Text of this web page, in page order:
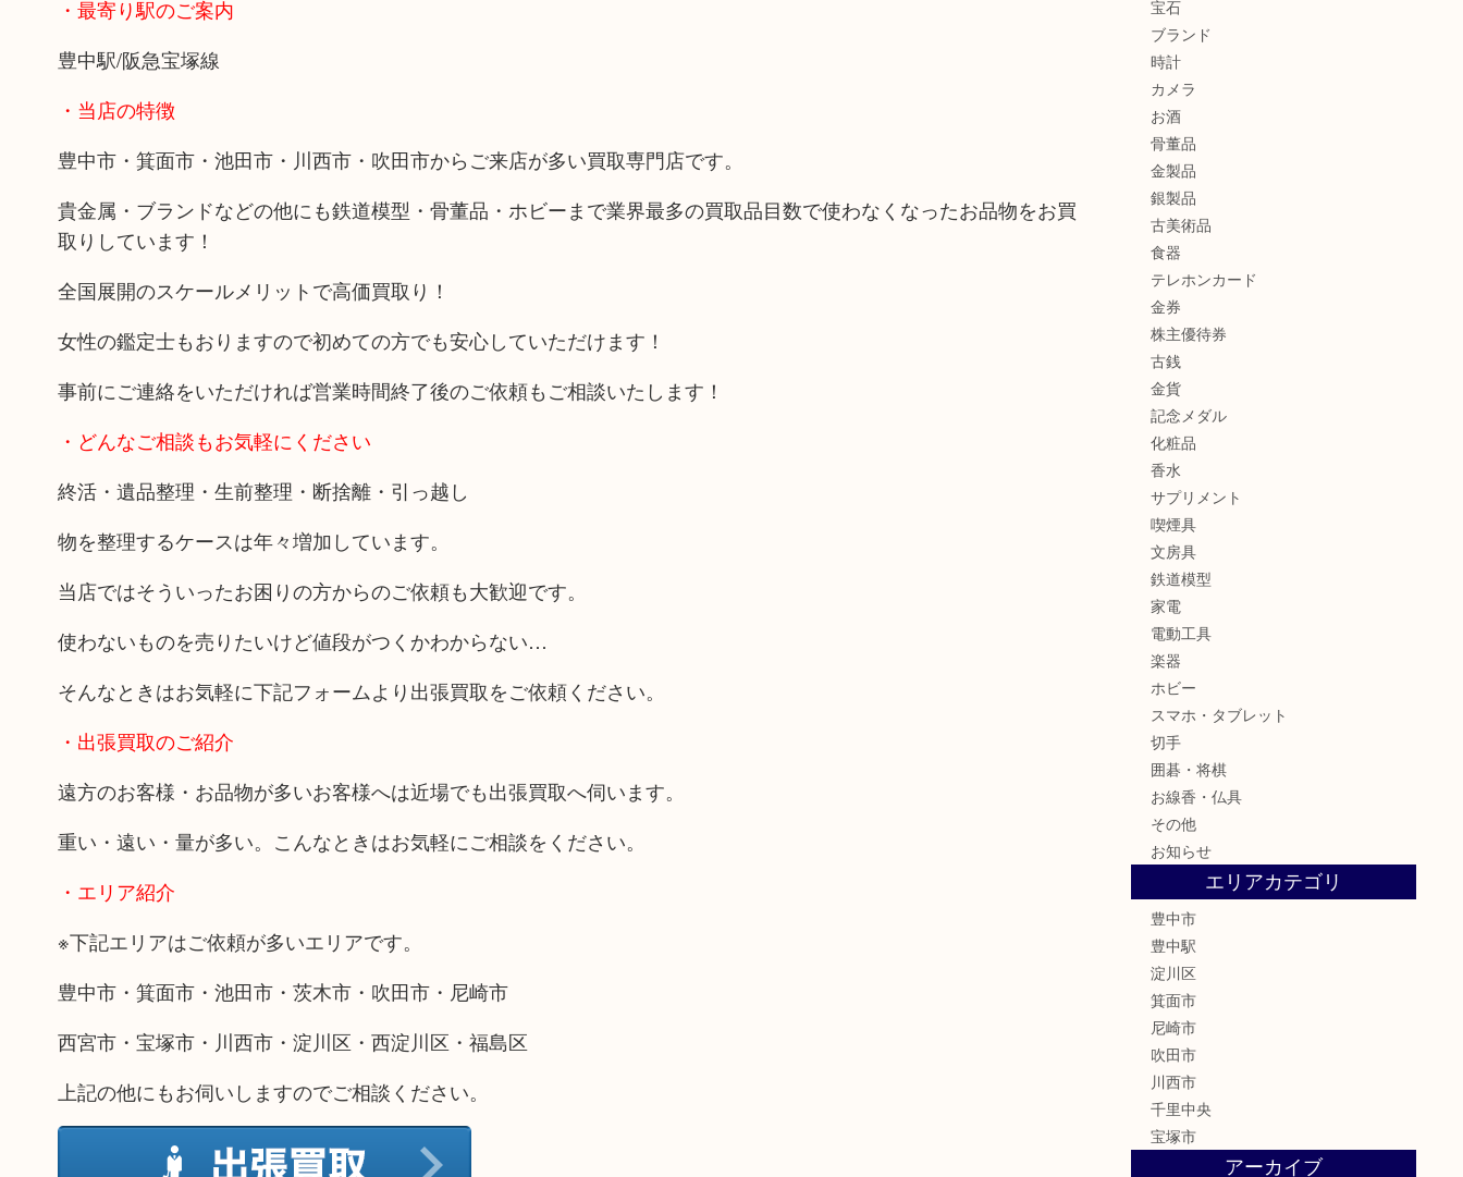
・最寄り駅のご案内
豊中駅/阪急宝塚線
・当店の特徴
豊中市・箕面市・池田市・川西市・吹田市からご来店が多い買取専門店です。
貴金属・ブランドなどの他にも鉄道模型・骨董品・ホビーまで業界最多の買取品目数で使わなくなったお品物をお買
取りしています！
全国展開のスケールメリットで高価買取り！
女性の鑑定士もおりますので初めての方でも安心していただけます！
事前にご連絡をいただければ営業時間終了後のご依頼もご相談いたします！
・どんなご相談もお気軽にください
終活・遺品整理・生前整理・断捨離・引っ越し
物を整理するケースは年々増加しています。
当店ではそういったお困りの方からのご依頼も大歓迎です。
使わないものを売りたいけど値段がつくかわからない…
そんなときはお気軽に下記フォームより出張買取をご依頼ください。
・出張買取のご紹介
遠方のお客様・お品物が多いお客様へは近場でも出張買取へ伺います。
重い・遠い・量が多い。こんなときはお気軽にご相談をください。
・エリア紹介
※下記エリアはご依頼が多いエリアです。
豊中市・箕面市・池田市・茨木市・吹田市・尼崎市
西宮市・宝塚市・川西市・淀川区・西淀川区・福島区
上記の他にもお伺いしますのでご相談ください。
宝石
ブランド
時計
カメラ
お酒
骨董品
金製品
銀製品
古美術品
食器
テレホンカード
金券
株主優待券
古銭
金貨
記念メダル
化粧品
香水
サプリメント
喫煙具
文房具
鉄道模型
家電
電動工具
楽器
ホビー
スマホ・タブレット
切手
囲碁・将棋
お線香・仏具
その他
お知らせ
エリアカテゴリ
豊中市
豊中駅
淀川区
箕面市
尼崎市
吹田市
川西市
千里中央
宝塚市
アーカイブ